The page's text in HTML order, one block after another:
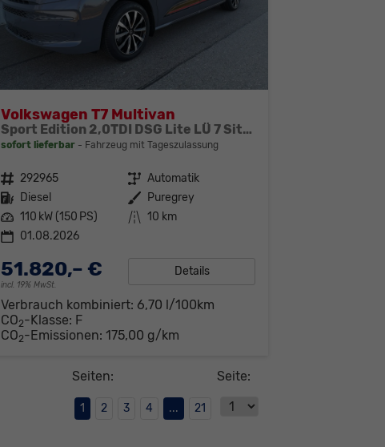
Volkswagen T7 Multivan
Sport Edition 2,0TDI DSG Lite LÜ 7 Sitzer
sofort lieferbar Fahrzeug mit Tageszulassung
Fahrzeugnr. 292965 Getriebe Automatik
Kraftstoff Diesel Außenfarbe Puregrey
Leistung 110 kW (150 PS) Kilometerstand 10 km
01.08.2026
51.820,– €
incl. 19% MwSt.
Details
Verbrauch kombiniert: 6,70 l/100km
CO2-Klasse: F
CO2-Emissionen:175,00 g/km
Seite:
Seiten:
1 2 3 4 ... 21